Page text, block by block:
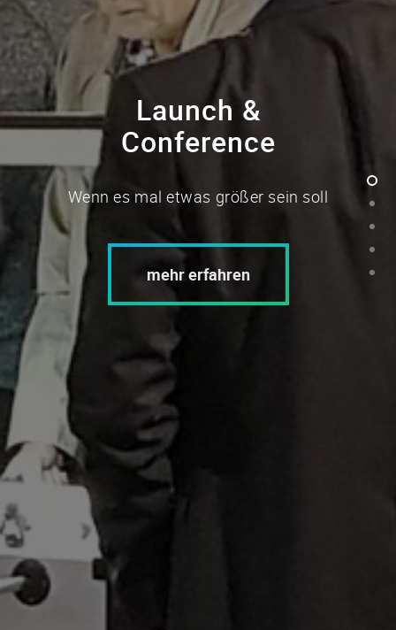
Launch &
Conference
Wenn es mal etwas größer sein soll
mehr erfahren